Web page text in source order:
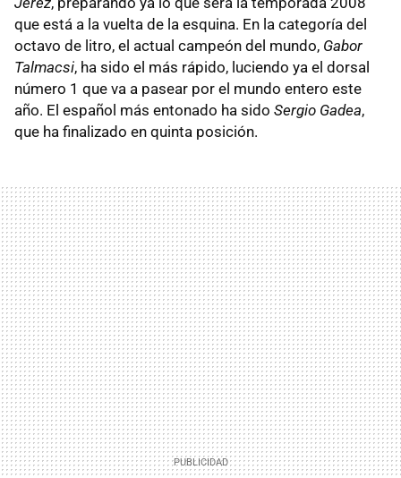
que está a la vuelta de la esquina. En la categoría del
octavo de litro, el actual campeón del mundo, Gabor
Talmacsi, ha sido el más rápido, luciendo ya el dorsal
número 1 que va a pasear por el mundo entero este
año. El español más entonado ha sido Sergio Gadea,
que ha finalizado en quinta posición.